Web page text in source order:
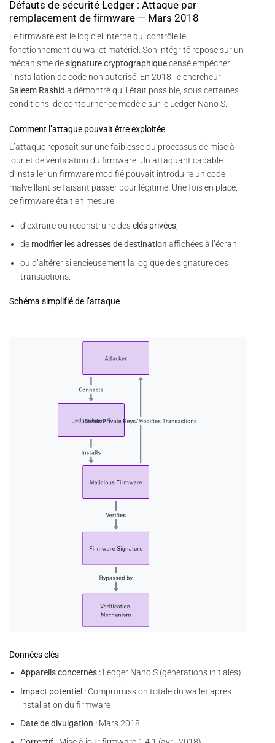
Défauts de sécurité Ledger : Attaque par
remplacement de firmware — Mars 2018
Le firmware est le logiciel interne qui contrôle le
fonctionnement du wallet matériel. Son intégrité repose sur un
mécanisme designature cryptographiquecensé empêcher
l’installation de code non autorisé. En 2018, le chercheur
Saleem Rashid a démontré qu’il était possible, sous certaines
conditions, de contourner ce modèle sur le Ledger Nano S.
Comment l’attaque pouvait être exploitée
L’attaque reposait sur une faiblesse du processus de mise à
jour et de vérification du firmware. Un attaquant capable
d’installer un firmware modifié pouvait introduire un code
malveillant se faisant passer pour légitime. Une fois en place,
ce firmware était en mesure :
d’extraire ou reconstruire desclés privées
de modifier les adresses de destination affichées à l’écran,
ou d’altérer silencieusement la logique de signature des
transactions.
Schéma simplifié de l’attaque
Données clés
Appareils concernés : Ledger Nano S (générations initiales)
Impact potentiel : Compromission totale du wallet après
installation du firmware
Date de divulgation : Mars 2018